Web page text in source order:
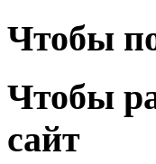
Чтобы
Чтобы
сайт